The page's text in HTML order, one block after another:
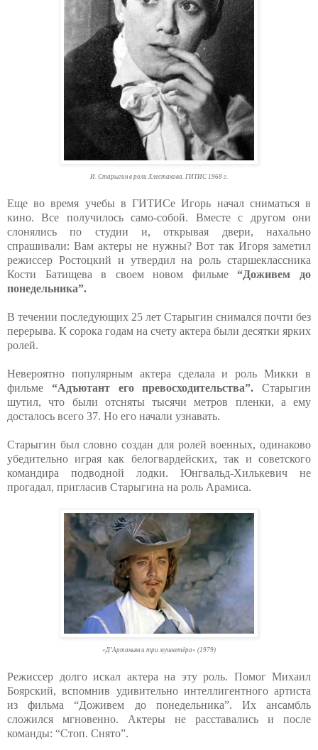
И. Старыгин в роли Хлестакова. ГИТИС 1968 г.
Еще во время учебы в ГИТИСе Игорь начал сниматься в
кино. Все получилось само-собой. Вместе с другом они
слонялись по студии и, открывая двери, нахально
спрашивали: Вам актеры не нужны? Вот так Игоря заметил
режиссер Ростоцкий и утвердил на роль старшеклассника
Кости Батищева в своем новом фильме“Доживем до
понедельника”.
В течении последующих 25 лет Старыгин снимался почти без
перерыва. К сорока годам на счету актера были десятки ярких
ролей.
Невероятно популярным актера сделала и роль Микки в
фильме “Адъютант его превосходительства”. Старыгин
шутил, что были отсняты тысячи метров пленки, а ему
досталось всего 37. Но его начали узнавать.
Старыгин был словно создан для ролей военных, одинаково
убедительно играя как белогвардейских, так и советского
командира подводной лодки. Юнгвальд-Хилькевич не
прогадал, пригласив Старыгина на роль Арамиса.
«Д’Артаньян и три мушкетёра» (1979)
Режиссер долго искал актера на эту роль. Помог Михаил
Боярский, вспомнив удивительно интеллигентного артиста
из фильма “Доживем до понедельника”. Их ансамбль
сложился мгновенно. Актеры не расставались и после
команды: “Стоп. Снято”.